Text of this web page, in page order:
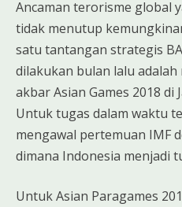
Ancaman terorisme global
tidak menutup
satu tantangan strategis
dilakukan bulan lalu
akbar Asian Games 2018 di
Untuk tugas dalam waktu
mengawal pertemuan IMF
dimana Indonesia menjadi
Untuk Asian Paragames